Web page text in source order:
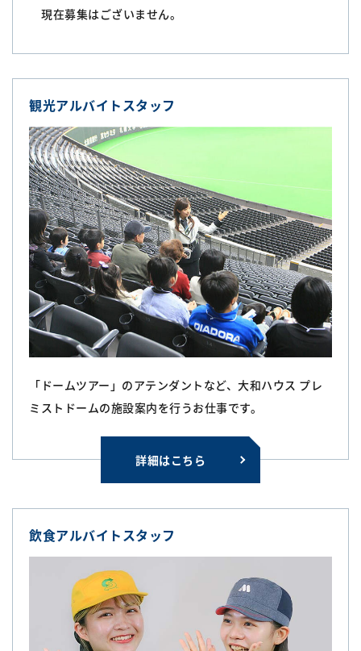
現在募集はございません。
観光アルバイトスタッフ
「ドームツアー」のアテンダントなど、大和ハウス プレ
ミストドームの施設案内を行うお仕事です。
詳細はこちら
飲食アルバイトスタッフ